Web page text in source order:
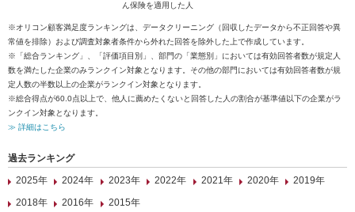
ん保険を適用した人
※オリコン顧客満足度ランキングは、データクリーニング（回収したデータから不正回答や異
常値を排除）および調査対象者条件から外れた回答を除外した上で作成しています。
※「総合ランキング」、「評価項目別」、部門の「業態別」においては有効回答者数が規定人
数を満たした企業のみランクイン対象となります。その他の部門においては有効回答者数が規
定人数の半数以上の企業がランクイン対象となります。
※総合得点が60.0点以上で、他人に薦めたくないと回答した人の割合が基準値以下の企業がラ
ンクイン対象となります。
≫ 詳細はこちら
過去ランキング
2025年
2024年 2023年 2022年 2021年 2020年
2019年
2018年
2016年 2015年